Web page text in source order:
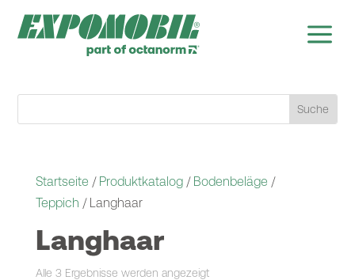
a
Startseite / Produktkatalog/ Bodenbeläge /
Teppich / Langhaar
Langhaar
Alle 3 Ergebnisse werden angezeigt